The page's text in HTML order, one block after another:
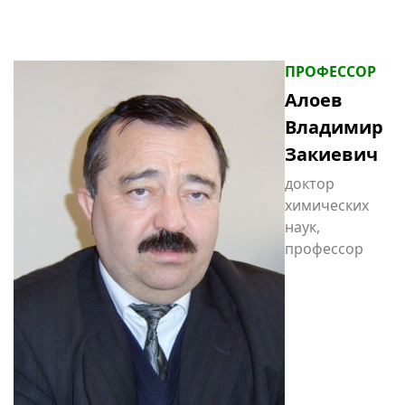
ПРОФЕССОР
Алоев
Владимир
Закиевич
доктор
химических
наук,
профессор